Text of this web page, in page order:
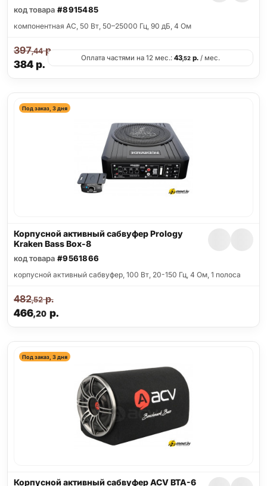
код товара #8915485
компонентная АС, 50 Вт, 50–25000 Гц, 90 дБ, 4 Ом
384р.
397,44р.
Оплата частями на 12 мес.: 43,52р./ мес.
Под заказ, 3 дня
Корпусной активный сабвуфер Prology
Kraken Bass Box-8
код товара #9561866
корпусной активный сабвуфер, 100 Вт, 20-150 Гц, 4 Ом, 1 полоса
466,20р.
482,52р.
Под заказ, 3 дня
Корпусной активный сабвуфер ACV BTA-6